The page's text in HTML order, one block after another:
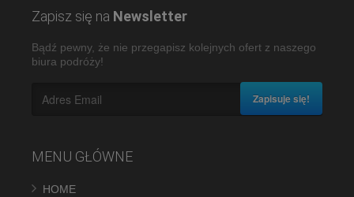
Zapisz się na Newsletter
Bądź pewny, że nie przegapisz kolejnych ofert z naszego
biura podróży!
Zapisuje się!
MENU GŁÓWNE
HOME